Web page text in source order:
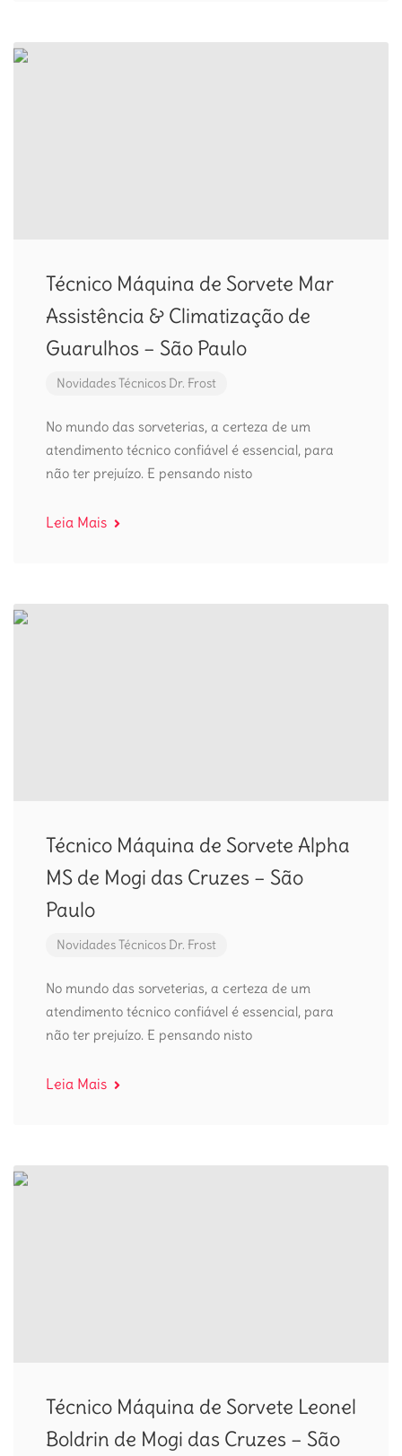
Técnico Máquina de Sorvete Mar
Assistência & Climatização de
Guarulhos – São Paulo
NovidadesTécnicos Dr. Frost
No mundo das sorveterias, a certeza de um
atendimento técnico confiável é essencial, para
não ter prejuízo. E pensando nisto
Leia Mais
Técnico Máquina de Sorvete Alpha
MS de Mogi das Cruzes – São
Paulo
NovidadesTécnicos Dr. Frost
No mundo das sorveterias, a certeza de um
atendimento técnico confiável é essencial, para
não ter prejuízo. E pensando nisto
Leia Mais
Técnico Máquina de Sorvete Leonel
Boldrin de Mogi das Cruzes – São